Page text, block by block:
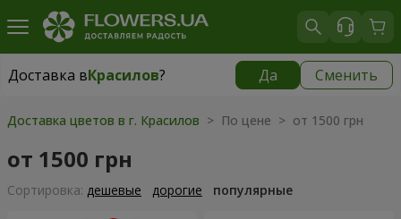
Доставка вКрасилов? Да Сменить
Доставка вКрасилов|
Доставка цветов в г. Красилов > По цене > от 1500 грн
от 1500 грн
Cортировка: дешевые дорогие популярные